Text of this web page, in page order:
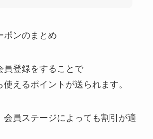
ポンのまとめ
員登録をすることで
えるポイントが送られます。
会員ステージによっても割引が適